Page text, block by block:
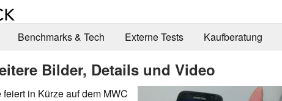
Benchmarks & Tech Externe Tests Kaufberatung
Bilder, Details und Video
in Kürze auf dem MWC